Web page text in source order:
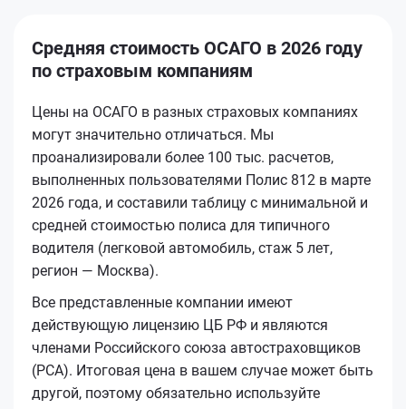
Средняя стоимость ОСАГО в 2026 году
по страховым компаниям
Цены на ОСАГО в разных страховых компаниях
могут значительно отличаться. Мы
проанализировали более 100 тыс. расчетов,
выполненных пользователями Полис 812 в марте
2026 года, и составили таблицу с минимальной и
средней стоимостью полиса для типичного
водителя (легковой автомобиль, стаж 5 лет,
регион — Москва).
Все представленные компании имеют
действующую лицензию ЦБ РФ и являются
членами Российского союза автостраховщиков
(РСА). Итоговая цена в вашем случае может быть
другой, поэтому обязательно используйте